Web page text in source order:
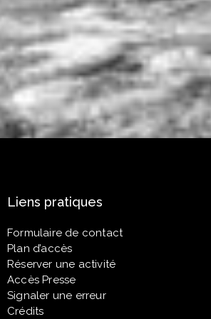
Liens pratiques
Formulaire de contact
Plan d’accès
Réserver une activité
Accès Presse
Signaler une erreur
Crédits